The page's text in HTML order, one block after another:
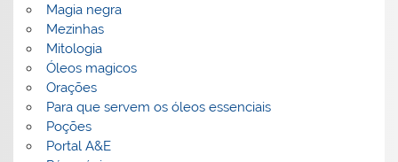
Magia negra
Mezinhas
Mitologia
Óleos magicos
Orações
Para que servem os óleos essenciais
Poções
Portal A&E